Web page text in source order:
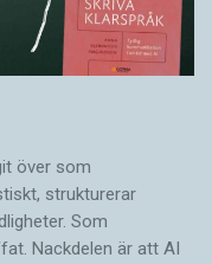
över som
strukturerar
Som
Nack­delen är att AI